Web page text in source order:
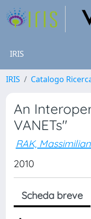
IRIS
IRIS Catalogo
An
VANETs"
RAK,
2010
Scheda breve